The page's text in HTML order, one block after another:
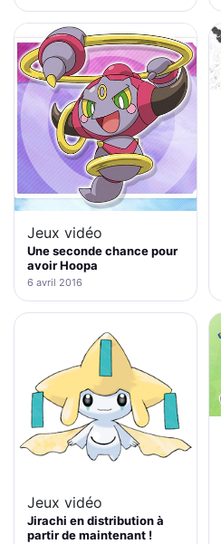
Jeux vidéo
Une seconde chance pour
avoir Hoopa
6 avril 2016
Jeux vidéo
Jirachi en distribution à
partir de maintenant !